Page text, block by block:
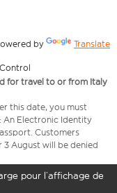
by Translate
for travel to or from Italy
this date, you must
An Electronic Identity
Customers
August will be denied
pour l’affichage de